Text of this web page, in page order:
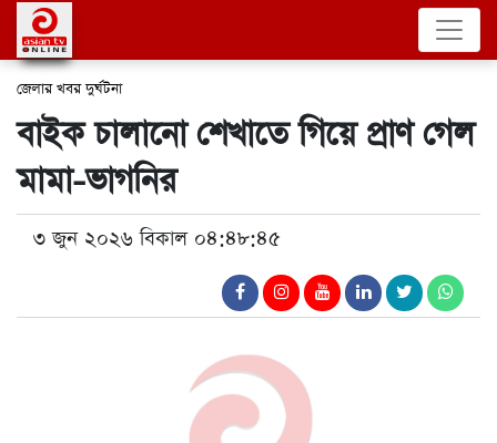
জেলার খবর দুর্ঘটনা
বাইক চালানো শেখাতে গিয়ে প্রাণ গেল
মামা-ভাগনির
৩ জুন ২০২৬ বিকাল ০৪:৪৮:৪৫